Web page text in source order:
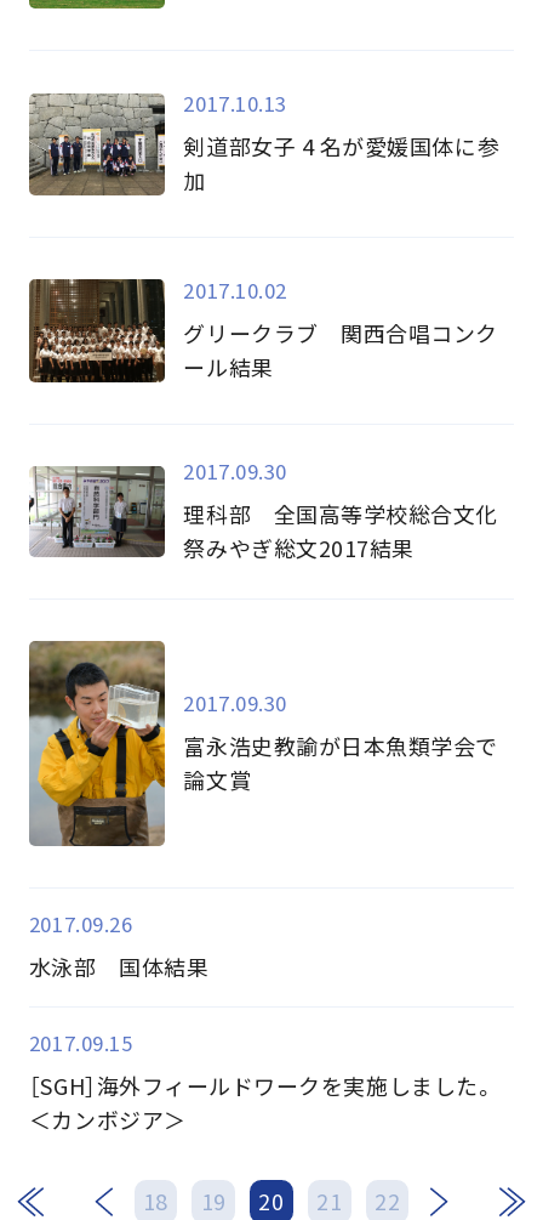
2017.10.13
剣道部女子 4 名が愛媛国体に参
加
2017.10.02
グリークラブ 関西合唱コンク
ール結果
2017.09.30
理科部 全国高等学校総合文化
祭みやぎ総文2017結果
2017.09.30
富永浩史教諭が日本魚類学会で
論文賞
2017.09.26
水泳部 国体結果
2017.09.15
［SGH］海外フィールドワークを実施しました。
＜カンボジア＞
18 19 20 21 22
次 最後